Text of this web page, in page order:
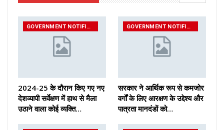
GOVERNMENT NOTIFICATIONS
2024-25 के दौरान किए गए नए
देशव्यापी सर्वेक्षण में हाथ से मैला
उठाने वाला कोई व्यक्ति…
GOVERNMENT NOTIFICATIONS
सरकार ने आर्थिक रूप से कमजोर
वर्गों के लिए आरक्षण के उद्देश्य और
पात्रता मानदंडों को…